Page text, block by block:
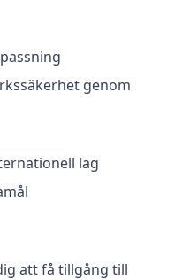
genom
lag
att få tillgång till